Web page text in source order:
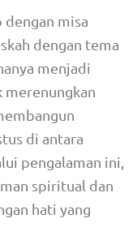
misa
dengan tema
menjadi
merenungkan
di antara
pengalaman ini,
spiritual dan
hati yang